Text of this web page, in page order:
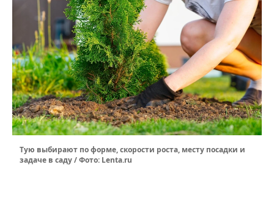
Тую выбирают по форме, скорости роста, месту посадки и
задаче в саду / Фото: Lenta.ru